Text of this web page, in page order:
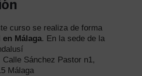
curso se realiza de forma
Málaga. En la sede de la
Calle Sánchez Pastor n1,
Málaga